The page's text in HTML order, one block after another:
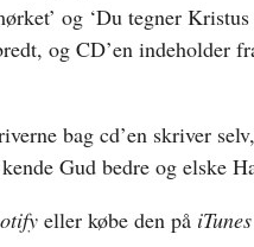
og ‘Du tegner
og CD’en indeholder
bag cd’en skriver
Gud bedre og elske
eller købe den på iTunes